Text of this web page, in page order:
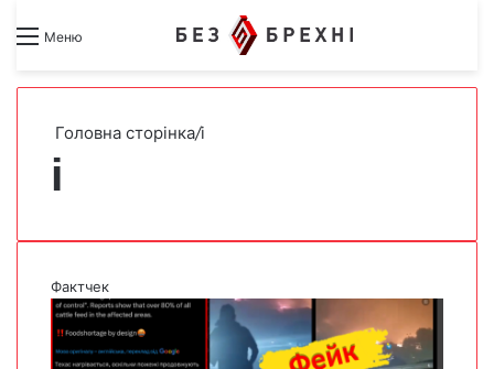
Меню Search forSwitch skin
Головна сторінка/і
і
Фактчек